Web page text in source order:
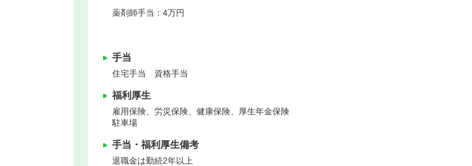
薬剤師手当：4万円
手当
住宅手当 資格手当
福利厚生
雇用保険、労災保険、健康保険、厚生年金保険
駐車場
手当・福利厚生備考
退職金は勤続2年以上